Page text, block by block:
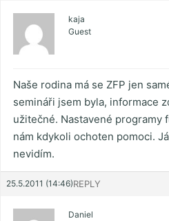
kaja
Guest
Naše rodina má se ZFP jen
semináři jsem byla, informace
užitečné. Nastavené programy
nám kdykoli ochoten pomoci.
nevidím.
25.5.2011 (14:46)REPLY
Daniel